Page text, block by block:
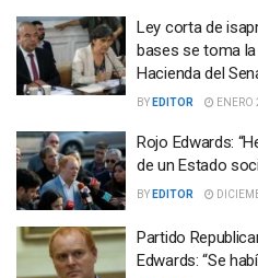
Ley corta de
bases se toma
Hacienda del
BY EDITOR ENERO
Rojo Edwards:
de un Estado
BY EDITOR
Partido
Edwards: “Se